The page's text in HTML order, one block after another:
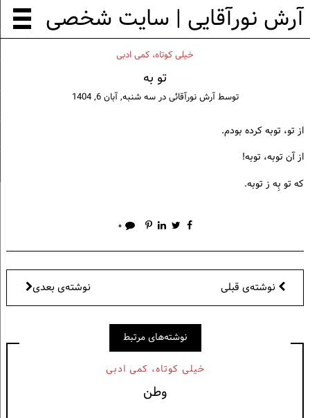
آرش نورآقایی | سایت شخصی
خيلی كوتاه، كمی ادبی
تو به
توسطآرش نورآقائی درسه شنبه, آبان 6, 1404
از تو، توبه کرده بودم.
از آن توبه، توبه!
که تو بِه ز توبه.
۰
نوشته‌ی قبلی نوشته‌ی بعدی
نوشته‌های مرتبط
خيلی كوتاه، كمی ادبی
وطن